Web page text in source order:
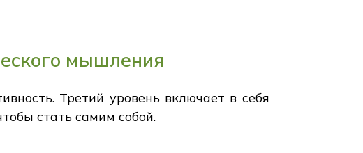
мышления
Третий уровень включает в себя
стать самим собой.